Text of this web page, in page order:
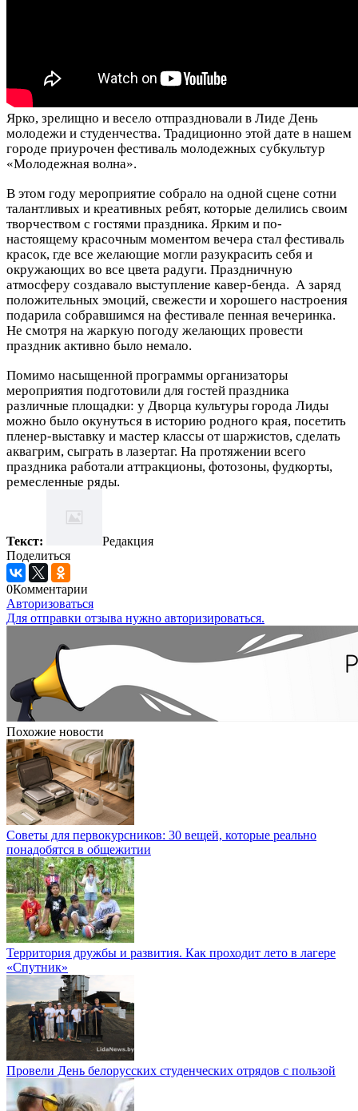
Ярко, зрелищно и весело отпраздновали в Лиде День
молодежи и студенчества. Традиционно этой дате в нашем
городе приурочен фестиваль молодежных субкультур
«Молодежная волна».
В этом году мероприятие собрало на одной сцене сотни
талантливых и креативных ребят, которые делились своим
творчеством с гостями праздника. Ярким и по-
настоящему красочным моментом вечера стал фестиваль
красок, где все желающие могли разукрасить себя и
окружающих во все цвета радуги. Праздничную
атмосферу создавало выступление кавер-бенда. А заряд
положительных эмоций, свежести и хорошего настроения
подарила собравшимся на фестивале пенная вечеринка.
Не смотря на жаркую погоду желающих провести
праздник активно было немало.
Помимо насыщенной программы организаторы
мероприятия подготовили для гостей праздника
различные площадки: у Дворца культуры города Лиды
можно было окунуться в историю родного края, посетить
пленер-выставку и мастер классы от шаржистов, сделать
аквагрим, сыграть в лазертаг. На протяжении всего
праздника работали аттракционы, фотозоны, фудкорты,
ремесленные ряды.
Текст:
Редакция
Поделиться
0Комментарии
Авторизоваться
Для отправки отзыва нужно авторизироваться.
Похожие новости
Советы для первокурсников: 30 вещей, которые реально
понадобятся в общежитии
Территория дружбы и развития. Как проходит лето в лагере
«Спутник»
Провели День белорусских студенческих отрядов с пользой